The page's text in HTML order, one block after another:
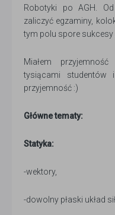
Robotyki po AGH.
zaliczyć egzaminy,
tym polu spore sukcesy
Miałem
tysiącami
przyjemność :)
Główne tematy:
Statyka:
-wektory,
-dowolny płaski układ